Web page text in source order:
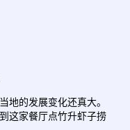
地的发展变化还真大。
这家餐厅点竹升虾子捞